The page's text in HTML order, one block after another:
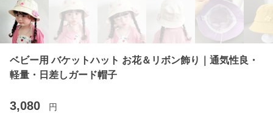
ベビー用 バケットハット お花＆リボン飾り｜通気性良・
軽量・日差しガード帽子
3,080 円